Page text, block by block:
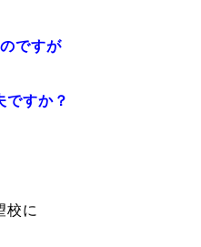
ですが
ですか？
校に